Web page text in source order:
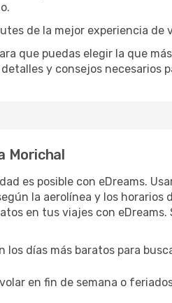
de la mejor experiencia de
que puedas elegir la que
y consejos necesarios
Morichal
es posible con eDreams.
la aerolínea y los
en tus viajes con
los días más baratos para
en fin de semana o